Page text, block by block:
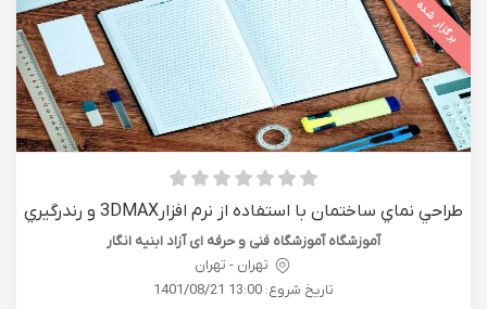
برگزار شده
طراحي نماي ساختمان با استفاده از نرم افزار3DMAX و رندرگيري
با پلاگين vray
آموزشگاه آموزشگاه فنی و حرفه ای آزاد ابنیه انگار
تهران - تهران
تاریخ شروع: 1401/08/21 13:00